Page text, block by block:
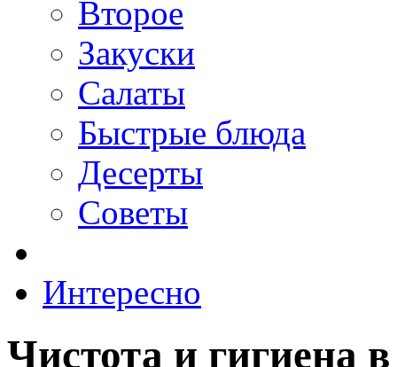
Второе
Закуски
Салаты
Быстрые блюда
Десерты
Советы
Интересно
Чистота и гигиена